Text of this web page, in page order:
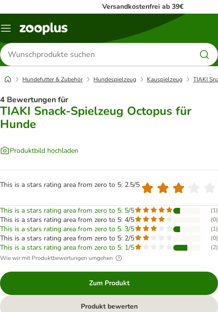
Versandkostenfrei ab 39€
Menü
Produkte
suchen
Hundefutter & Zubehör Hundespielzeug Kauspielzeug TIAKI
4 Bewertungen für
TIAKI Snack-Spielzeug Octopus für
Hunde
Produktbild hochladen
This is a stars rating area from zero to 5: 2.5/5
This is a stars rating area from zero to 5: 5/5 (1)
This is a stars rating area from zero to 5: 4/5 (0)
This is a stars rating area from zero to 5: 3/5 (1)
This is a stars rating area from zero to 5: 2/5 (0)
This is a stars rating area from zero to 5: 1/5 (2)
Wie wir mit Produktbewertungen umgehen
Zum Produkt
Produkt bewerten